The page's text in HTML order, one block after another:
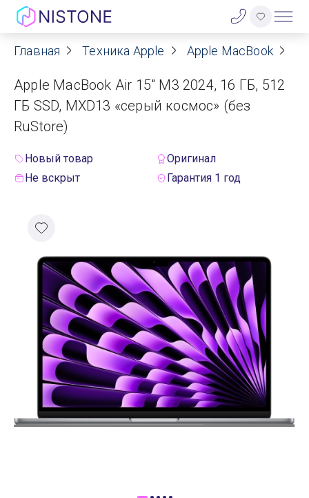
Акции
О нас
Блог
Договор оферты
Гарантия
Оплата
Доставка
Самовывоз
Trade-In
Главная Техника Apple Apple MacBook
Apple MacBook Air 15" M3 2024, 16 ГБ, 512
ГБ SSD, MXD13 «серый космос» (без
RuStore)
Новый товар
Оригинал
Не вскрыт
Гарантия 1 год